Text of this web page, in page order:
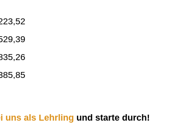
uns als Lehrling und starte durch!